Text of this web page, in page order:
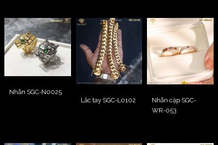
Nhẫn SGC-N0025
Lắc tay SGC-L0102
Nhẫn cặp SGC-
WR-053